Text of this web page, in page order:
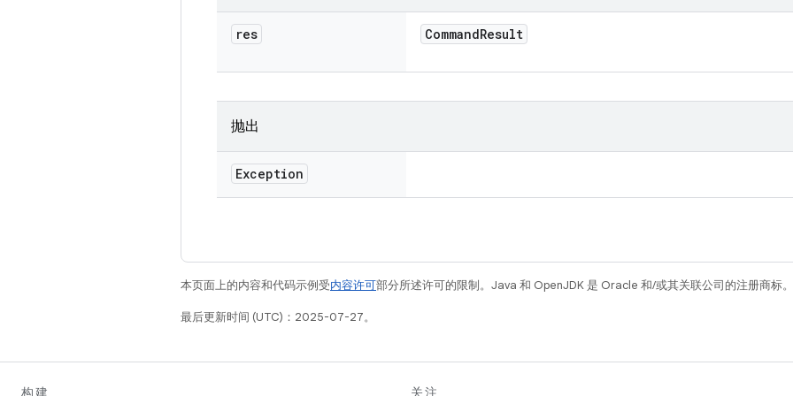
res CommandResult
抛出
Exception
本页面上的内容和代码示例受内容许可部分所述许可的限制。Java 和 OpenJDK 是 Oracle 和/或其关联公司的注册商标。
最后更新时间 (UTC)：2025-07-27。
构建 关注